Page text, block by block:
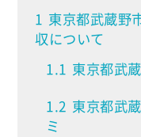
1 東京都武蔵野
収について
1.1 東京都武
1.2 東京都武
ミ